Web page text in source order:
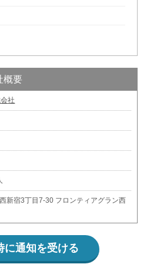
概要
社
新宿3丁目7-30 フロンティアグラン西
に通知を受ける